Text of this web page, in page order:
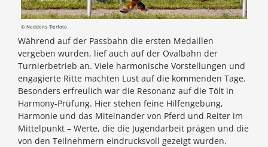
© Neddens-Tierfoto
Während auf der Passbahn die ersten Medaillen
vergeben wurden, lief auch auf der Ovalbahn der
Turnierbetrieb an. Viele harmonische Vorstellungen und
engagierte Ritte machten Lust auf die kommenden Tage.
Besonders erfreulich war die Resonanz auf die Tölt in
Harmony-Prüfung. Hier stehen feine Hilfengebung,
Harmonie und das Miteinander von Pferd und Reiter im
Mittelpunkt – Werte, die die Jugendarbeit prägen und die
von den Teilnehmern eindrucksvoll gezeigt wurden.